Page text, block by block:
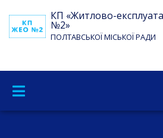
КП «Житлово-
№2»
ПОЛТАВСЬКОЇ МІСЬКОЇ РАДИ